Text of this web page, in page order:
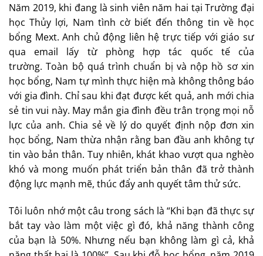
Năm 2019, khi đang là sinh viên năm hai tại Trường đại
học Thủy lợi, Nam tình cờ biết đến thông tin về học
bổng Mext. Anh chủ động liên hệ trực tiếp với giáo sư
qua email lấy từ phòng hợp tác quốc tế của
trường. Toàn bộ quá trình chuẩn bị và nộp hồ sơ xin
học bổng, Nam tự mình thực hiện mà không thông báo
với gia đình. Chỉ sau khi đạt được kết quả, anh mới chia
sẻ tin vui này. May mắn gia đình đều trân trọng mọi nỗ
lực của anh. Chia sẻ về lý do quyết định nộp đơn xin
học bổng, Nam thừa nhận rằng ban đầu anh không tự
tin vào bản thân. Tuy nhiên, khát khao vượt qua nghèo
khó và mong muốn phát triển bản thân đã trở thành
động lực mạnh mẽ, thúc đẩy anh quyết tâm thử sức.
Tôi luôn nhớ một câu trong sách là “Khi bạn đã thực sự
bắt tay vào làm một việc gì đó, khả năng thành công
của bạn là 50%. Nhưng nếu bạn không làm gì cả, khả